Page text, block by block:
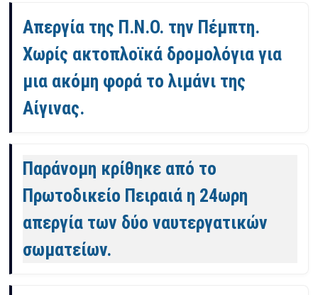
Απεργία της Π.Ν.Ο. την Πέμπτη.
Χωρίς ακτοπλοϊκά δρομολόγια για
μια ακόμη φορά το λιμάνι της
Αίγινας.
Παράνομη κρίθηκε από το
Πρωτοδικείο Πειραιά η 24ωρη
απεργία των δύο ναυτεργατικών
σωματείων.